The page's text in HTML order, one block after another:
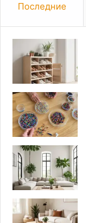
Последние